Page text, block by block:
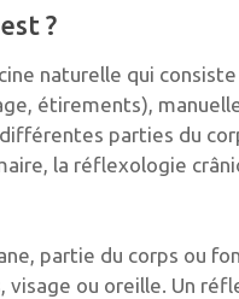
?
naturelle qui
étirements),
parties du
la réflexologie
partie du corps ou
ou oreille. Un